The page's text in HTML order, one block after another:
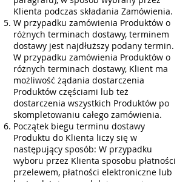
Klienta podczas składania Zamówienia.
W przypadku zamówienia Produktów o
różnych terminach dostawy, terminem
dostawy jest najdłuższy podany termin.
W przypadku zamówienia Produktów o
różnych terminach dostawy, Klient ma
możliwość żądania dostarczenia
Produktów częściami lub też
dostarczenia wszystkich Produktów po
skompletowaniu całego zamówienia.
Początek biegu terminu dostawy
Produktu do Klienta liczy się w
następujący sposób: W przypadku
wyboru przez Klienta sposobu płatności
przelewem, płatności elektroniczne lub